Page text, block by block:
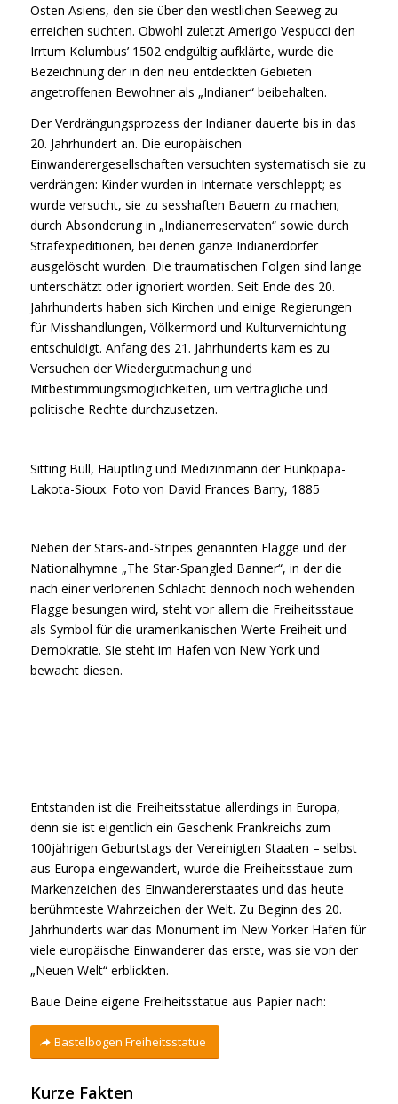
Osten Asiens, den sie über den westlichen Seeweg zu
erreichen suchten. Obwohl zuletzt Amerigo Vespucci den
Irrtum Kolumbus’ 1502 endgültig aufklärte, wurde die
Bezeichnung der in den neu entdeckten Gebieten
angetroffenen Bewohner als „Indianer“ beibehalten.
Der Verdrängungsprozess der Indianer dauerte bis in das
20. Jahrhundert an. Die europäischen
Einwanderergesellschaften versuchten systematisch sie zu
verdrängen: Kinder wurden in Internate verschleppt; es
wurde versucht, sie zu sesshaften Bauern zu machen;
durch Absonderung in „Indianerreservaten“ sowie durch
Strafexpeditionen, bei denen ganze Indianerdörfer
ausgelöscht wurden. Die traumatischen Folgen sind lange
unterschätzt oder ignoriert worden. Seit Ende des 20.
Jahrhunderts haben sich Kirchen und einige Regierungen
für Misshandlungen, Völkermord und Kulturvernichtung
entschuldigt. Anfang des 21. Jahrhunderts kam es zu
Versuchen der Wiedergutmachung und
Mitbestimmungsmöglichkeiten, um vertragliche und
politische Rechte durchzusetzen.
Sitting Bull, Häuptling und Medizinmann der Hunkpapa-
Lakota-Sioux. Foto von David Frances Barry, 1885
Neben der Stars-and-Stripes genannten Flagge und der
Nationalhymne „The Star-Spangled Banner“, in der die
nach einer verlorenen Schlacht dennoch noch wehenden
Flagge besungen wird, steht vor allem die Freiheitsstaue
als Symbol für die uramerikanischen Werte Freiheit und
Demokratie. Sie steht im Hafen von New York und
bewacht diesen.
Entstanden ist die Freiheitsstatue allerdings in Europa,
denn sie ist eigentlich ein Geschenk Frankreichs zum
100jährigen Geburtstags der Vereinigten Staaten – selbst
aus Europa eingewandert, wurde die Freiheitsstaue zum
Markenzeichen des Einwandererstaates und das heute
berühmteste Wahrzeichen der Welt. Zu Beginn des 20.
Jahrhunderts war das Monument im New Yorker Hafen für
viele europäische Einwanderer das erste, was sie von der
„Neuen Welt“ erblickten.
Baue Deine eigene Freiheitsstatue aus Papier nach:
Bastelbogen Freiheitsstatue
Kurze Fakten